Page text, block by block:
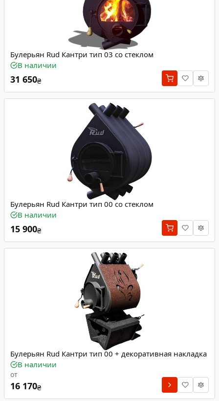
Булерьян Rud Кантри тип 03 со стеклом
В наличии
31 650₴
Булерьян Rud Кантри тип 00 со стеклом
В наличии
15 900₴
Булерьян Rud Кантри тип 00 + декоративная накладка
В наличии
от
16 170₴